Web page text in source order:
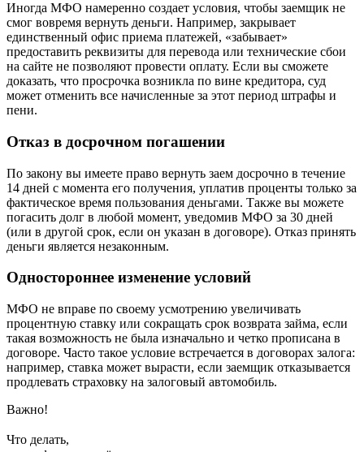
Иногда МФО намеренно создает условия, чтобы заемщик не
смог вовремя вернуть деньги. Например, закрывает
единственный офис приема платежей, «забывает»
предоставить реквизиты для перевода или технические сбои
на сайте не позволяют провести оплату. Если вы сможете
доказать, что просрочка возникла по вине кредитора, суд
может отменить все начисленные за этот период штрафы и
пени.
Отказ в досрочном погашении
По закону вы имеете право вернуть заем досрочно в течение
14 дней с момента его получения, уплатив проценты только за
фактическое время пользования деньгами. Также вы можете
погасить долг в любой момент, уведомив МФО за 30 дней
(или в другой срок, если он указан в договоре). Отказ принять
деньги является незаконным.
Одностороннее изменение условий
МФО не вправе по своему усмотрению увеличивать
процентную ставку или сокращать срок возврата займа, если
такая возможность не была изначально и четко прописана в
договоре. Часто такое условие встречается в договорах залога:
например, ставка может вырасти, если заемщик отказывается
продлевать страховку на залоговый автомобиль.
Важно!
Что делать,